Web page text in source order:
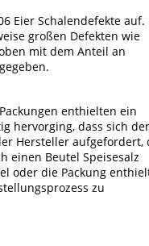
Eier Schalendefekte auf.
großen Defekten wie
mit dem Anteil an
enthielten ein
hervorging, dass sich der
Hersteller aufgefordert,
einen Beutel Speisesalz
oder die Packung
zu